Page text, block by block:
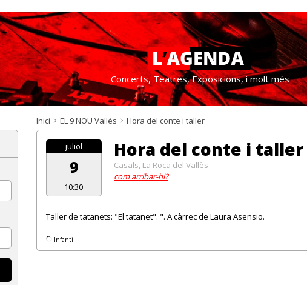
Concerts, Teatres, Exposicions, i molt més
Inici EL 9 NOU Vallès Hora del conte i taller
juliol
9
10:30
Infantil
Hora del conte i taller
Casals, La Roca del Vallès
com arribar-hi?
Taller de tatanets: "El tatanet". ". A càrrec de Laura Asensio.